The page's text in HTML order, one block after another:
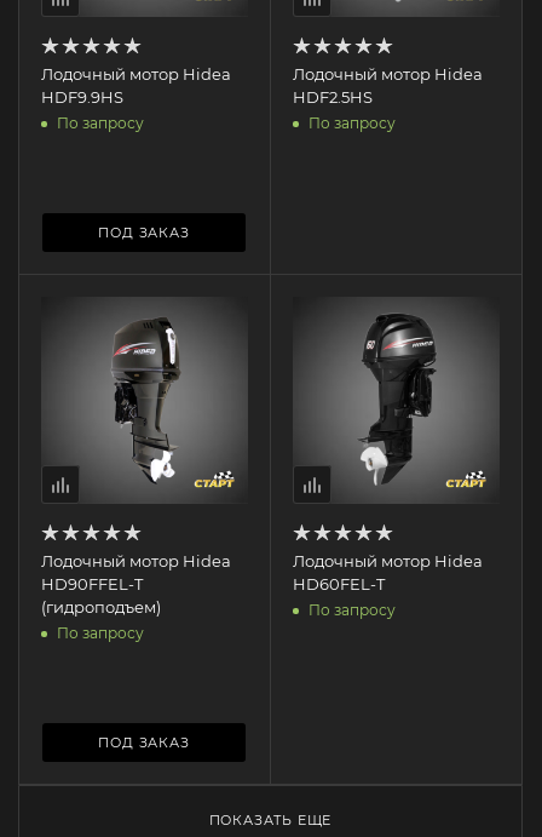
Лодочный мотор Hidea
HDF9.9HS
По запросу
ПОД ЗАКАЗ
Лодочный мотор Hidea
HDF2.5HS
По запросу
Лодочный мотор Hidea
HD90FFEL-T
(гидроподъем)
По запросу
ПОД ЗАКАЗ
Лодочный мотор Hidea
HD60FEL-T
По запросу
ПОКАЗАТЬ ЕЩЕ